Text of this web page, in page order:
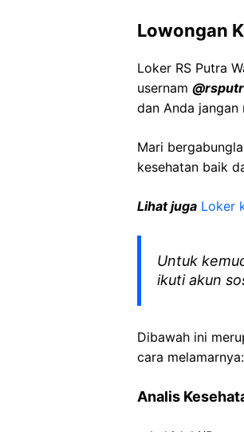
Lowongan
Loker RS Putra
usernam @
dan Anda
Mari
kesehatan baik
Lihat juga Loker
Untuk
ikuti akun
Dibawah ini
cara melamarnya:
Analis